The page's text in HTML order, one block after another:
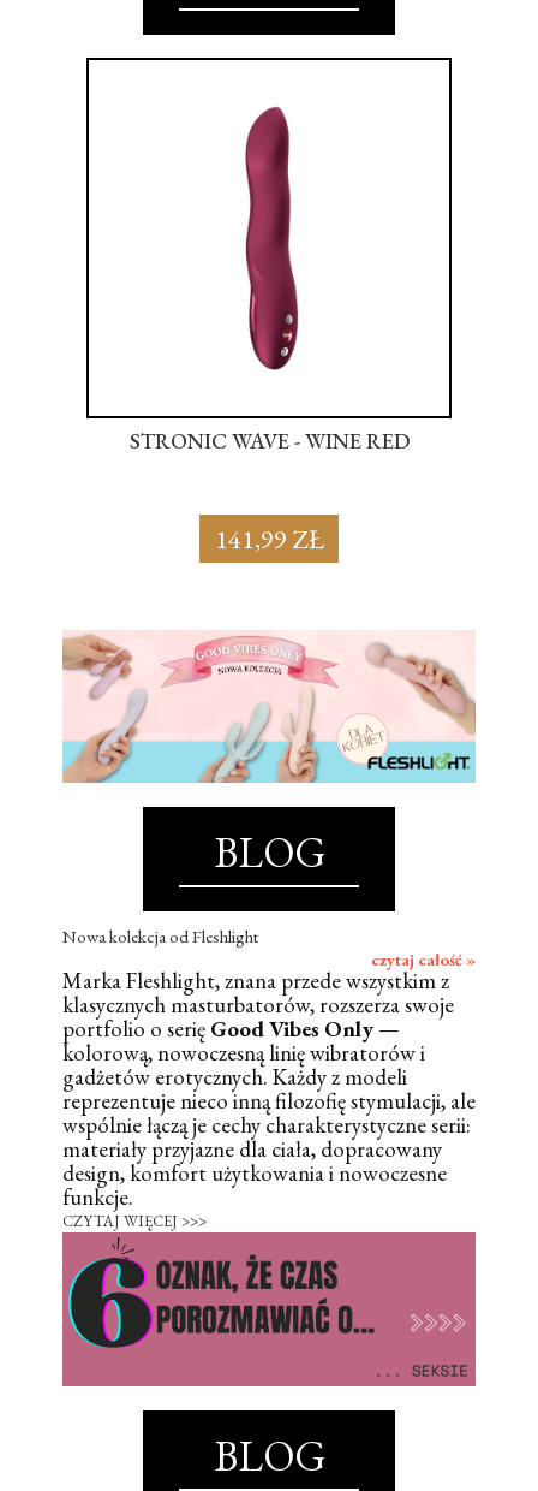
STRONIC WAVE - WINE RED
141,99 ZŁ
BLOG
Nowa kolekcja od Fleshlight
czytaj całość »
Marka Fleshlight, znana przede wszystkim z
klasycznych masturbatorów, rozszerza swoje
portfolio o serię Good Vibes Only —
kolorową, nowoczesną linię wibratorów i
gadżetów erotycznych. Każdy z modeli
reprezentuje nieco inną filozofię stymulacji, ale
wspólnie łączą je cechy charakterystyczne serii:
materiały przyjazne dla ciała, dopracowany
design, komfort użytkowania i nowoczesne
funkcje.
CZYTAJ WIĘCEJ >>>
BLOG